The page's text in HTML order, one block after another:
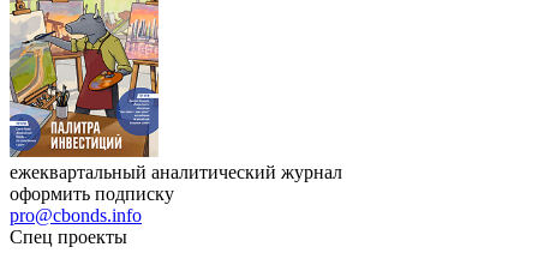
ежеквартальный аналитический журнал
оформить подписку
pro@cbonds.info
Спец проекты